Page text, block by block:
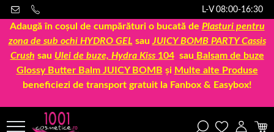
L-V 08:00-16:30
Adaugă în coșul de cumpărături o bucată de Plasturi pentru
zona de sub ochi HYDRO GEL sau JUICY BOMB PARTY Cassis
Crush sau Ulei de buze, Hydra Kiss 104sau Balsam de buze
Glossy Butter Balm JUICY BOMB și Multe alte Produse
beneficiezi de transport gratuit la Fanbox & Easybox!